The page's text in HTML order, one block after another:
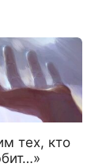
тех, кто